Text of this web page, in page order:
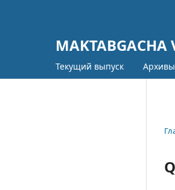
MAKTABGACHA
Текущий выпуск Архивы